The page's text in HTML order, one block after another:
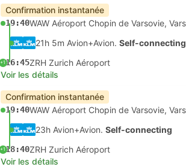
Confirmation instantanée
19:40
21h 5m Avion+Avion. Self-connecting
+116:45ZRH Zurich Aéroport
Voir les détails
Confirmation instantanée
19:40
23h Avion+Avion. Self-connecting
+118:40ZRH Zurich Aéroport
Voir les détails